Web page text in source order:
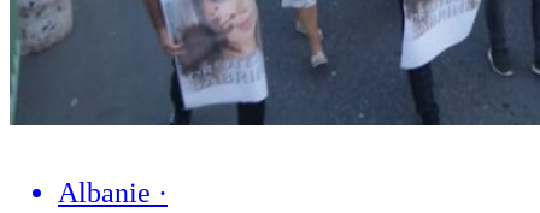
Albanie ·